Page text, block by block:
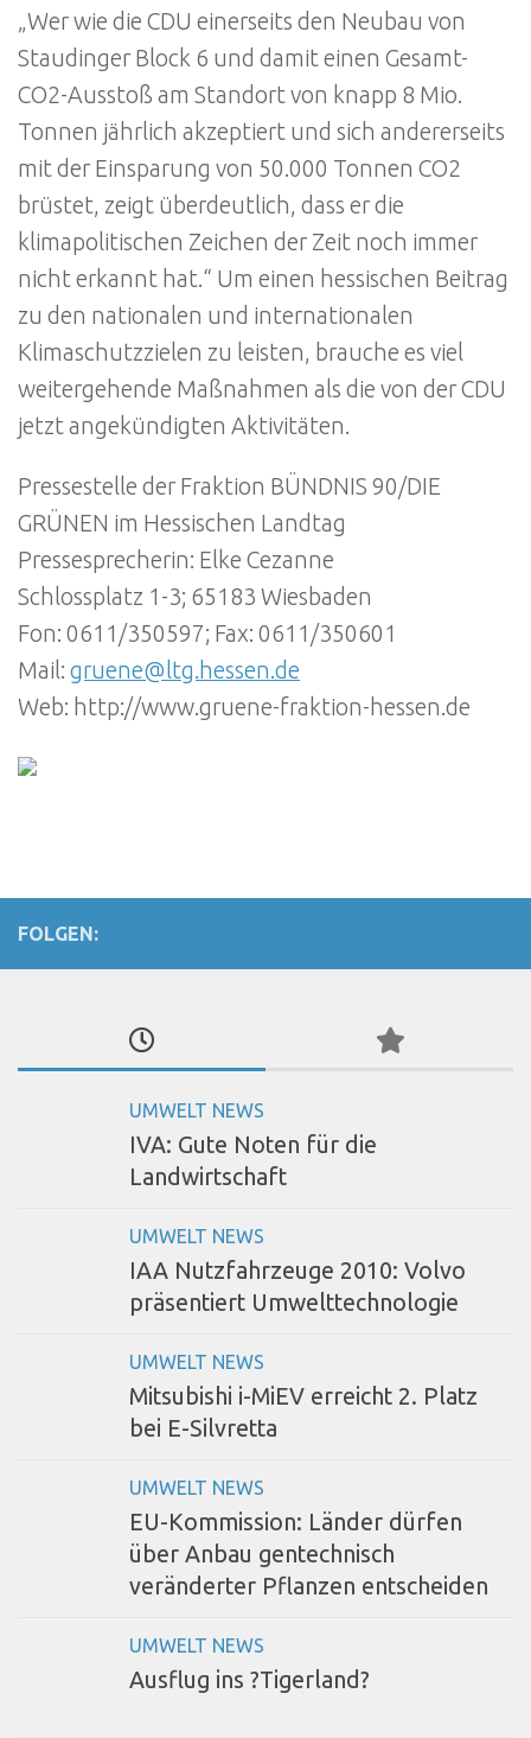
„Wer wie die CDU einerseits den Neubau von
Staudinger Block 6 und damit einen Gesamt-
CO2-Ausstoß am Standort von knapp 8 Mio.
Tonnen jährlich akzeptiert und sich andererseits
mit der Einsparung von 50.000 Tonnen CO2
brüstet, zeigt überdeutlich, dass er die
klimapolitischen Zeichen der Zeit noch immer
nicht erkannt hat.“ Um einen hessischen Beitrag
zu den nationalen und internationalen
Klimaschutzzielen zu leisten, brauche es viel
weitergehende Maßnahmen als die von der CDU
jetzt angekündigten Aktivitäten.
Pressestelle der Fraktion BÜNDNIS 90/DIE
GRÜNEN im Hessischen Landtag
Pressesprecherin: Elke Cezanne
Schlossplatz 1-3; 65183 Wiesbaden
Fon: 0611/350597; Fax: 0611/350601
Mail: gruene@ltg.hessen.de
Web: http://www.gruene-fraktion-hessen.de
FOLGEN:
UMWELT NEWS
IVA: Gute Noten für die
Landwirtschaft
UMWELT NEWS
IAA Nutzfahrzeuge 2010: Volvo
präsentiert Umwelttechnologie
UMWELT NEWS
Mitsubishi i-MiEV erreicht 2. Platz
bei E-Silvretta
UMWELT NEWS
EU-Kommission: Länder dürfen
über Anbau gentechnisch
veränderter Pflanzen entscheiden
UMWELT NEWS
Ausflug ins ?Tigerland?